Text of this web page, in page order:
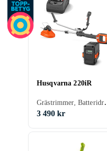
Husqvarna 220iR
3 490 kr